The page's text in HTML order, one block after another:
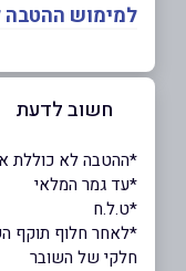
למימוש ההטבה
חשוב לדעת
*ההטבה לא כוללת
*עד גמר המלאי
*ט.ל.ח
*לאחר חלוף תוקף
חלקי של השובר